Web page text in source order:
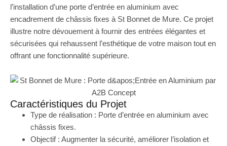
l’installation d’une porte d’entrée en aluminium avec
encadrement de châssis fixes à St Bonnet de Mure. Ce projet
illustre notre dévouement à fournir des entrées élégantes et
sécurisées qui rehaussent l’esthétique de votre maison tout en
offrant une fonctionnalité supérieure.
Caractéristiques du Projet
Type de réalisation : Porte d’entrée en aluminium avec
châssis fixes.
Objectif : Augmenter la sécurité, améliorer l’isolation et